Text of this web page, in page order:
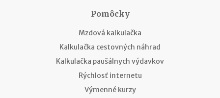
Pomôcky
Mzdová kalkulačka
Kalkulačka cestovných náhrad
Kalkulačka paušálnych výdavkov
Rýchlosť internetu
Výmenné kurzy